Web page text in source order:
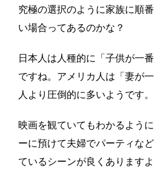
究極の選択のように家族に順
い場合ってあるのかな？
日本人は人種的に「子供が一
ですね。アメリカ人は「妻が
人より圧倒的に多いようです。
映画を観ていてもわかるよう
ーに預けて夫婦でパーティな
ているシーンが良くあります